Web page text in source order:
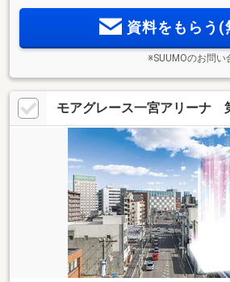
ス＜モデルルーム公開中＞
資料をもらう(
※SUUMOのお問
モアグレース一宮アリーナ